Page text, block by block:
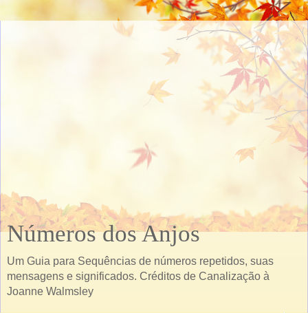
Números dos Anjos
Um Guia para Sequências de números repetidos, suas
mensagens e significados. Créditos de Canalização à
Joanne Walmsley